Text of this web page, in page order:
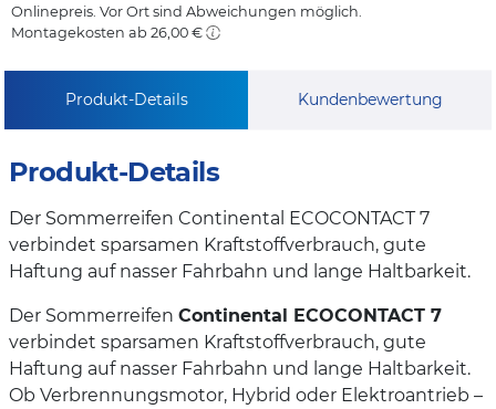
Onlinepreis. Vor Ort sind Abweichungen möglich.
Montagekosten ab 26,00 €
Produkt-Details Kundenbewertung
Produkt-Details
Der Sommerreifen Continental ECOCONTACT 7
verbindet sparsamen Kraftstoffverbrauch, gute
Haftung auf nasser Fahrbahn und lange Haltbarkeit.
Der Sommerreifen Continental ECOCONTACT 7
verbindet sparsamen Kraftstoffverbrauch, gute
Haftung auf nasser Fahrbahn und lange Haltbarkeit.
Ob Verbrennungsmotor, Hybrid oder Elektroantrieb –